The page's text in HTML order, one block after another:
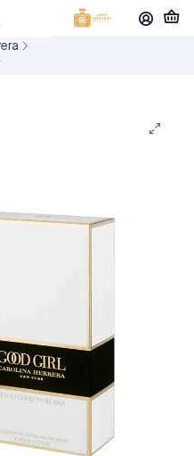
TUBBEES ESTE DÍA DEL NIÑO!